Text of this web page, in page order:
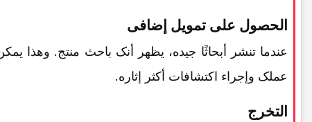
الحصول على تمویل إضافی
عندما تنشر أبحاثًا جیده، یظهر أنک باحث منتج.
عملک وإجراء اکتشافات أکثر إثاره.
التخرج